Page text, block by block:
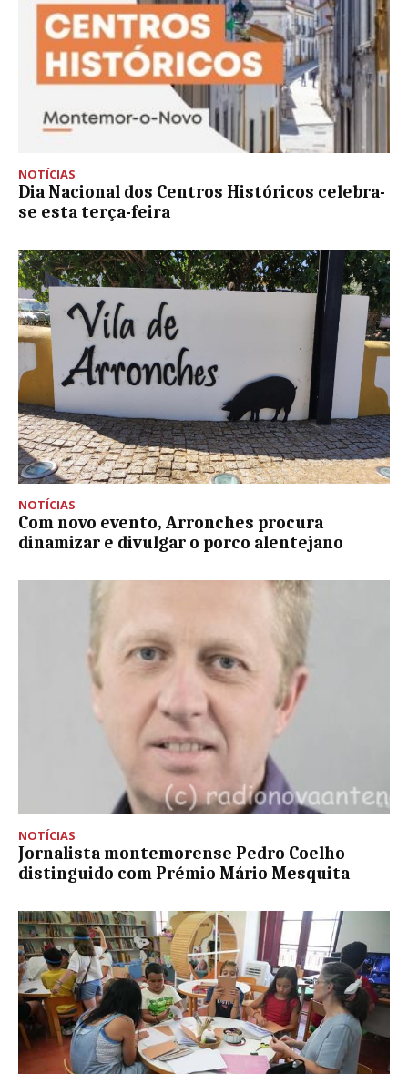
NOTÍCIAS
Dia Nacional dos Centros Históricos celebra-
se esta terça-feira
NOTÍCIAS
Com novo evento, Arronches procura
dinamizar e divulgar o porco alentejano
NOTÍCIAS
Jornalista montemorense Pedro Coelho
distinguido com Prémio Mário Mesquita